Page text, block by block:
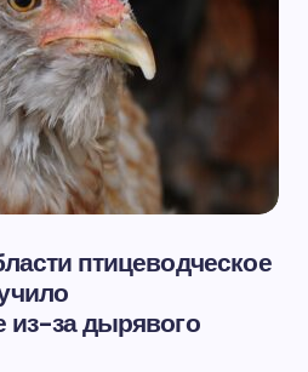
птицеводческое
из-за дырявого